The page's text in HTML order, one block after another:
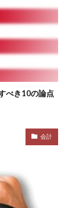
べき10の論点
会計